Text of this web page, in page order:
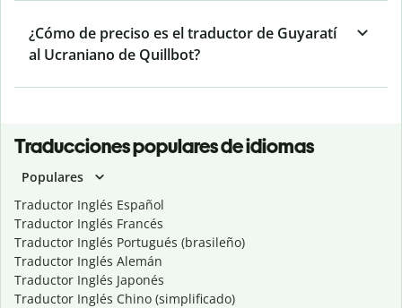
¿Cómo de preciso es el traductor de Guyaratí
al Ucraniano de Quillbot?
Traducciones populares de idiomas
Populares
Traductor Inglés Español
Traductor Inglés Francés
Traductor Inglés Portugués (brasileño)
Traductor Inglés Alemán
Traductor Inglés Japonés
Traductor Inglés Chino (simplificado)